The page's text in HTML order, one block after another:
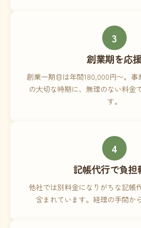
3
創業期を応
創業一期目は年間180,000円〜。
の大切な時期に、無理のない料金
す。
4
記帳代行で負担
他社では別料金になりがちな記帳
含まれています。経理の手間か